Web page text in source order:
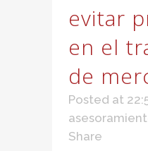
evitar
en el
de
Posted at
Share